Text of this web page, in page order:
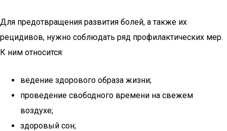
Для предотвращения развития болей, а также их
рецидивов, нужно соблюдать ряд профилактических мер.
К ним относится:
ведение здорового образа жизни;
проведение свободного времени на свежем
воздухе;
здоровый сон;